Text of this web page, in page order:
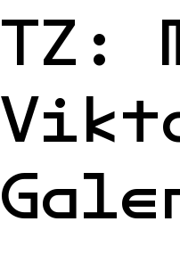
TZ: